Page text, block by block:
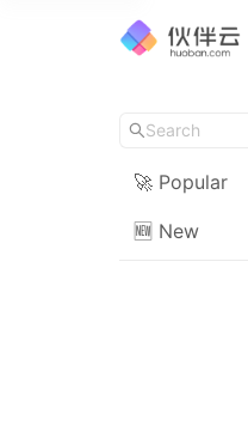
🚀 Popular
🆕 New